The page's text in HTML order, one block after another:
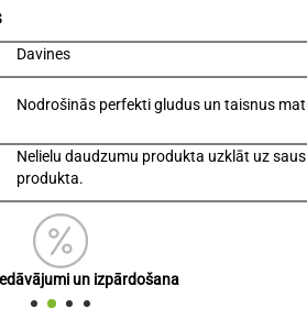
Davines
Nodrošinās perfekti gludus un taisnus
Nelielu daudzumu produkta uzklāt uz
produkta.
un izpārdošana